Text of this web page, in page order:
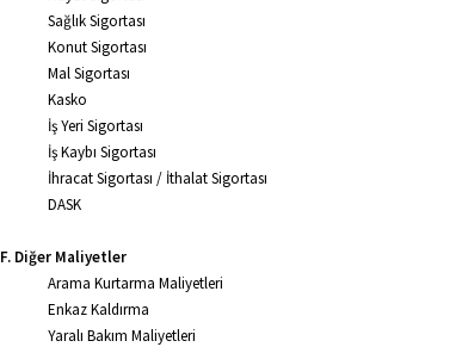
Sağlık Sigortası
Konut Sigortası
Mal Sigortası
Kasko
İş Yeri Sigortası
İş Kaybı Sigortası
İhracat Sigortası / İthalat Sigortası
DASK
F. Diğer Maliyetler
Arama Kurtarma Maliyetleri
Enkaz Kaldırma
Yaralı Bakım Maliyetleri